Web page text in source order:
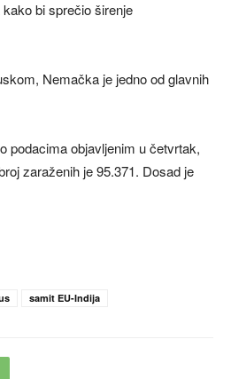
bi sprečio širenje
Nemačka je jedno od glavnih
podacima objavljenim u četvrtak,
zaraženih je 95.371. Dosad je
samit EU-Indija